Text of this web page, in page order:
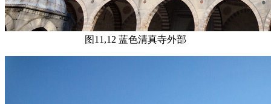
图11,12 蓝色清真寺外部